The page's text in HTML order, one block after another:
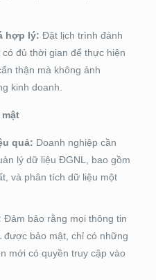
hợp lý: Đặt lịch trình đánh
đủ thời gian để thực hiện
thận mà không ảnh
kinh doanh.
quả: Doanh nghiệp cần
lý dữ liệu ĐGNL, bao gồm
và phân tích dữ liệu một
Đảm bảo rằng mọi thông tin
được bảo mật, chỉ có những
mới có quyền truy cập vào